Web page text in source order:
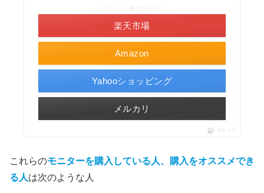
Amazon
楽天市場
Yahooショッピング
メルカリ
ポチップ
これらのモニターを購入している人、購入をオススメでき
る人は次のような人